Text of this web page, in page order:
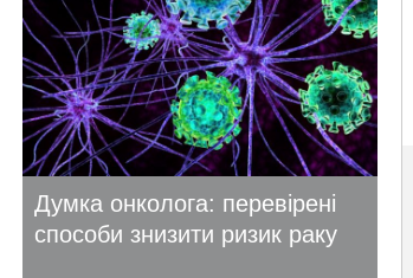
Думка онколога: перевірені
способи знизити ризик раку